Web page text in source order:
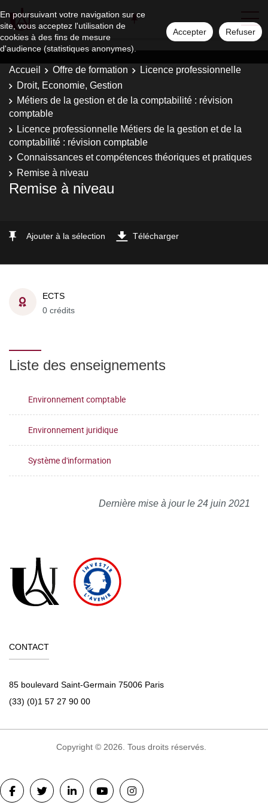
En poursuivant votre navigation sur ce
site, vous acceptez l'utilisation de
cookies à des fins de mesure
d'audience (statistiques anonymes).
Accepter Refuser
Accueil Offre de formation
Licence professionnelle
Droit, Economie, Gestion
Métiers de la gestion et de la comptabilité : révision
comptable
Licence professionnelle Métiers de la gestion et de la
comptabilité : révision comptable
Connaissances et compétences théoriques et pratiques
Remise à niveau
Remise à niveau
Ajouter à la sélection Télécharger
ECTS
0 crédits
Liste des enseignements
Environnement comptable
Environnement juridique
Système d'information
Dernière mise à jour le 24 juin 2021
CONTACT
85 boulevard Saint-Germain 75006 Paris
(33) (0)1 57 27 90 00
Copyright © 2026. Tous droits réservés.